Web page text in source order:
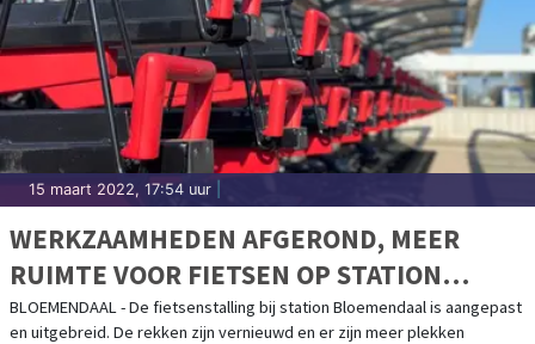
15 maart 2022, 17:54 uur
WERKZAAMHEDEN AFGEROND, MEER
RUIMTE VOOR FIETSEN OP STATION
BLOEMENDAAL
BLOEMENDAAL - De fietsenstalling bij station Bloemendaal is aangepast
en uitgebreid. De rekken zijn vernieuwd en er zijn meer plekken